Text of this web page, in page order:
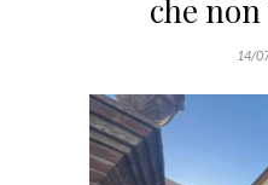
che
14/